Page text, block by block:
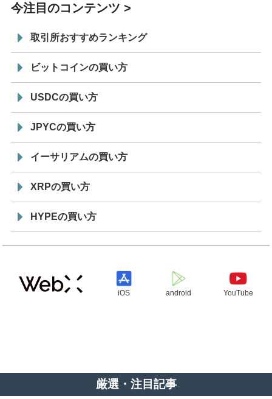
今注目のコンテンツ
取引所おすすめランキング
ビットコインの買い方
USDCの買い方
JPYCの買い方
イーサリアムの買い方
XRPの買い方
HYPEの買い方
iOS android YouTube
厳選・注目記事